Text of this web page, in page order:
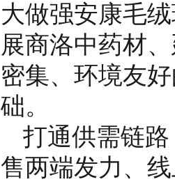
大做强安康毛
展商洛中药材
密集、环境友
础。
打通供需链
售两端发力、